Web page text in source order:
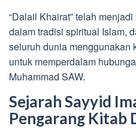
“Dalail Khairat” telah
dalam tradisi spiritual Islam,
seluruh dunia menggunakan
untuk memperdalam
Muhammad SAW.
Sejarah Sayyid
Pengarang Kitab